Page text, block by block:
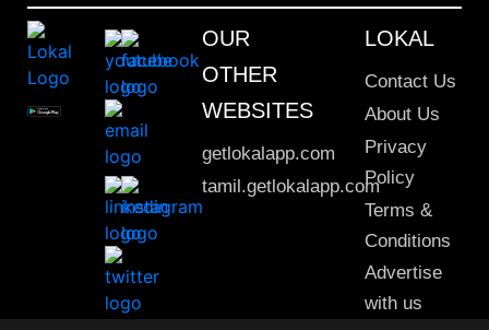
OUR
OTHER
WEBSITES
getlokalapp.com
tamil.getlokalapp.com
LOKAL
Contact Us
About Us
Privacy
Policy
Terms &
Conditions
Advertise
with us